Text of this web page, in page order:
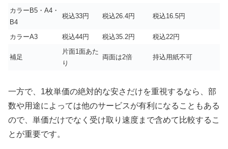
カラーB5・A4・
B4
税込33円 税込26.4円 税込16.5円
カラーA3 税込44円 税込35.2円 税込22円
補足
片面1面あた
り
両面は2倍 持込用紙不可
一方で、1枚単価の絶対的な安さだけを重視するなら、部
数や用途によっては他のサービスが有利になることもある
ので、単価だけでなく受け取り速度まで含めて比較するこ
とが重要です。